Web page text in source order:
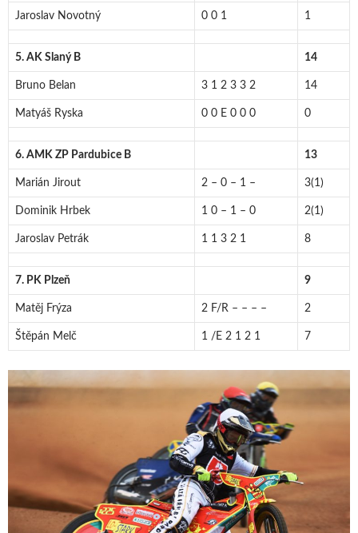
Jaroslav Novotný 0 0 1 1
5. AK Slaný B 14
Bruno Belan 3 1 2 3 3 2 14
Matyáš Ryska 0 0 E 0 0 0 0
6. AMK ZP Pardubice B 13
Marián Jirout 2 – 0 – 1 – 3(1)
Dominik Hrbek 1 0 – 1 – 0 2(1)
Jaroslav Petrák 1 1 3 2 1 8
7. PK Plzeň 9
Matěj Frýza 2 F/R – – – – 2
Štěpán Melč 1 /E 2 1 2 1 7